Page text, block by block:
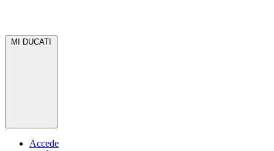
MI DUCATI
Accede